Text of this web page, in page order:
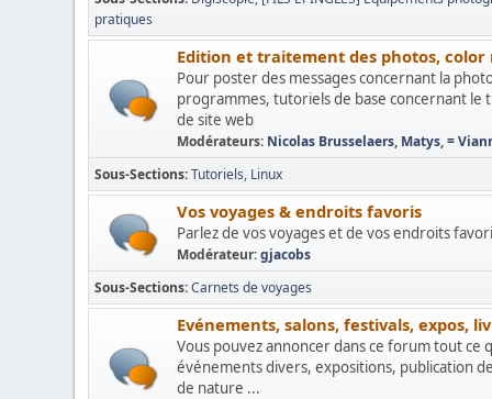
pratiques
Edition et traitement des photos,
Pour poster des messages concernant la
programmes, tutoriels de base concernant
de site web
Modérateurs: Nicolas Brusselaers, Matys,=
Sous-Sections Tutoriels Linux
Vos voyages & endroits favoris
Parlez de vos voyages et de vos endroits
Modérateur:gjacobs
Sous-Sections Carnets de voyages
Evénements, salons, festivals, expos,
Vous pouvez annoncer dans ce forum tout ce
événements divers, expositions, publication
de nature ...